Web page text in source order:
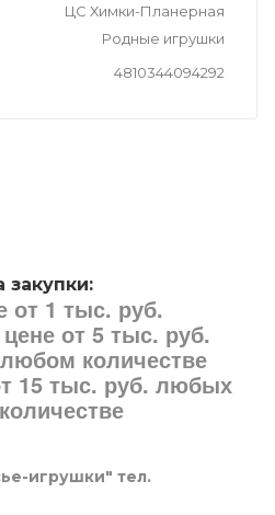
ЦС Химки-Планерная
Родные игрушки
4810344094292
от 1 тыс. руб.
от 5 тыс. руб.
количестве
15 тыс. руб. любых
игрушки" тел.